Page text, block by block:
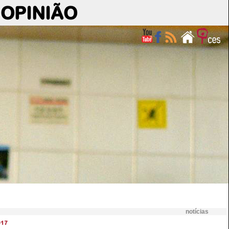
OPINIÃO
notícias